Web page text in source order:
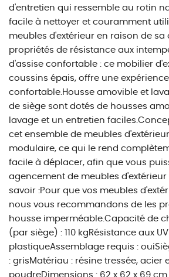
d'entretien qui ressemble au rotin
facile à nettoyer et couramment
meubles d'extérieur en raison de sa
propriétés de résistance aux
d'assise confortable : ce mobilier
coussins épais, offre une
confortable.Housse amovible et
de siège sont dotés de housses
lavage et un entretien
cet ensemble de meubles
modulaire, ce qui le rend
facile à déplacer, afin que vous
agencement de meubles d'extérieur
savoir :Pour que vos meubles
nous vous recommandons de les
housse imperméable.Capacité de
(par siège) : 110 kgRésistance aux
plastiqueAssemblage requis :
: grisMatériau : résine tressée, acier
poudreDimensions : 62 x 62 x 69 cm